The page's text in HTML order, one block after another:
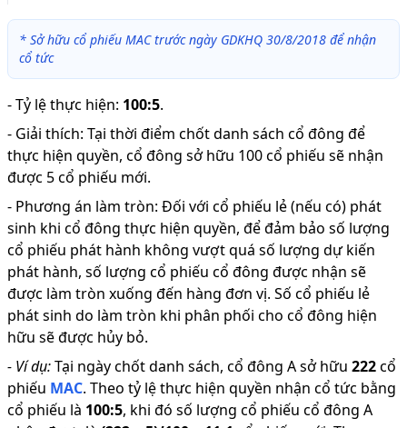
* Sở hữu cổ phiếu MAC trước ngày GDKHQ 30/8/2018 để nhận
cổ tức
-Tỷ lệ thực hiện: 100:5.
- Giải thích: Tại thời điểm chốt danh sách cổ đông để
thực hiện quyền, cổ đông sở hữu 100 cổ phiếu sẽ nhận
được 5 cổ phiếu mới.
- Phương án làm tròn: Đối với cổ phiếu lẻ (nếu có) phát
sinh khi cổ đông thực hiện quyền, để đảm bảo số lượng
cổ phiếu phát hành không vượt quá số lượng dự kiến
phát hành, số lượng cổ phiếu cổ đông được nhận sẽ
được làm tròn xuống đến hàng đơn vị. Số cổ phiếu lẻ
phát sinh do làm tròn khi phân phối cho cổ đông hiện
hữu sẽ được hủy bỏ.
- Ví dụ:Tại ngày chốt danh sách, cổ đông A sở hữu 222cổ
phiếu MAC. Theo tỷ lệ thực hiện quyền nhận cổ tức bằng
cổ phiếu là 100:5, khi đó số lượng cổ phiếu cổ đông A